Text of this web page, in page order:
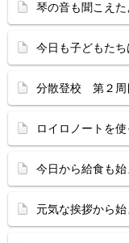
琴の音も聞こえ
今日も子どもたち
分散登校 第２周
ロイロノートを
今日から給食も始
元気な挨拶から